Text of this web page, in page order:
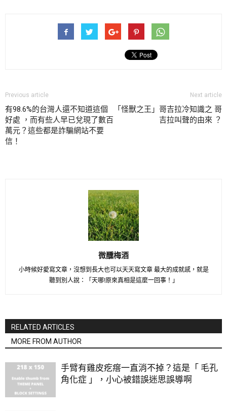
Previous article
有98.6%的台灣人還不知道這個
好處 ，而有些人早已兌現了數百
萬元？這些都是詐騙網站不要
信！
Next article
「怪獸之王」哥吉拉冷知識之 哥
吉拉叫聲的由來 ？
微醺梅酒
小時候好愛寫文章，沒想到長大也可以天天寫文章 最大的成就感，就是
聽到別人說：「天哪!原來真相是這麼一回事！」
RELATED ARTICLES
MORE FROM AUTHOR
手臂有雞皮疙瘩一直消不掉？這是「 毛孔
角化症 」，小心被錯誤迷思誤導啊